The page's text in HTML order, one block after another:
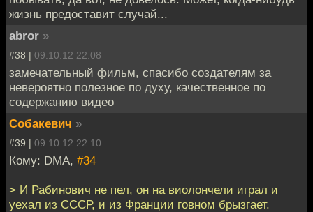
жизнь предоставит случай...
abror »
#38 | 09.10.12 22:08
замечательный фильм, спасибо создателям за
невероятно полезное по духу, качественное по
содержанию видео
Собакевич »
#39 | 09.10.12 22:10
Кому: DMA, #34
> И Рабинович не пел, он на виолончели играл и
уехал из СССР, и из Франции говном брызгает.